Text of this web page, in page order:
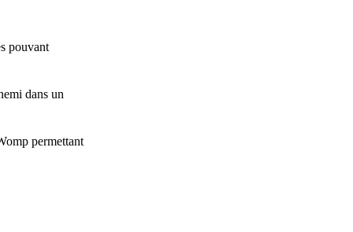
pouvant
dans un
permettant